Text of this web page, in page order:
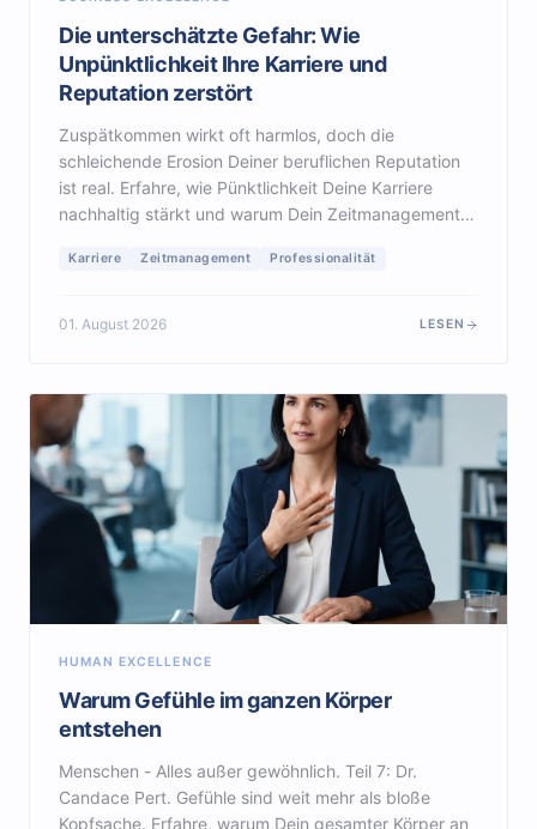
Die unterschätzte Gefahr: Wie
Unpünktlichkeit Ihre Karriere und
Reputation zerstört
Zuspätkommen wirkt oft harmlos, doch die
schleichende Erosion Deiner beruflichen Reputation
ist real. Erfahre, wie Pünktlichkeit Deine Karriere
nachhaltig stärkt und warum Dein Zeitmanagement
Karriere Zeitmanagement Professionalität
01. August 2026 LESEN
HUMAN EXCELLENCE
Warum Gefühle im ganzen Körper
entstehen
Menschen - Alles außer gewöhnlich. Teil 7: Dr.
Candace Pert. Gefühle sind weit mehr als bloße
Kopfsache. Erfahre, warum Dein gesamter Körper an